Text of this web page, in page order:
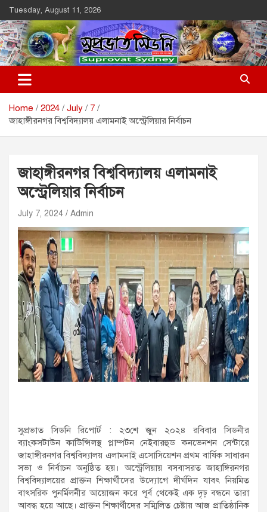
Skip
to
content
Tuesday, August 11, 2026
Suprovat Sydney
The Leading Bangladesh Community Newspaper In Australia
Home 2024 July
7
জাহাঙ্গীরনগর বিশ্ববিদ্যালয় এলামনাই অস্ট্রেলিয়ার নির্বাচন
জাহাঙ্গীরনগর বিশ্ববিদ্যালয় এলামনাই
অস্ট্রেলিয়ার নির্বাচন
July 7, 2024 Admin
সুপ্রভাত সিডনি রিপোর্ট : ২৩শে জুন ২০২৪ রবিবার সিডনীর
ব্যাংকসটাউন কাউিন্সিলস্থ প্লাম্পটন নেইবারহুড কনভেনশন সেন্টারে
জাহাঙ্গীরনগর বিশ্ববিদ্যালয় এলামনাই এসোসিয়েশন প্রথম বার্ষিক সাধারন
সভা ও নির্বাচন অনুষ্ঠিত হয়। অস্ট্রেলিয়ায় বসবাসরত জাহাঙ্গিরনগর
বিশ্ববিদ্যালয়ের প্রাক্তন শিক্ষার্থীদের উদ্যোগে দীর্ঘদিন যাবৎ নিয়মিত
বাৎসরিক পুনর্মিলনীর আয়োজন করে পূর্ব থেকেই এক দৃঢ় বন্ধনে তারা
আবদ্ধ হয়ে আছে। প্রাক্তন শিক্ষার্থীদের সম্মিলিত চেষ্টায় আজ প্রাতিষ্ঠানিক